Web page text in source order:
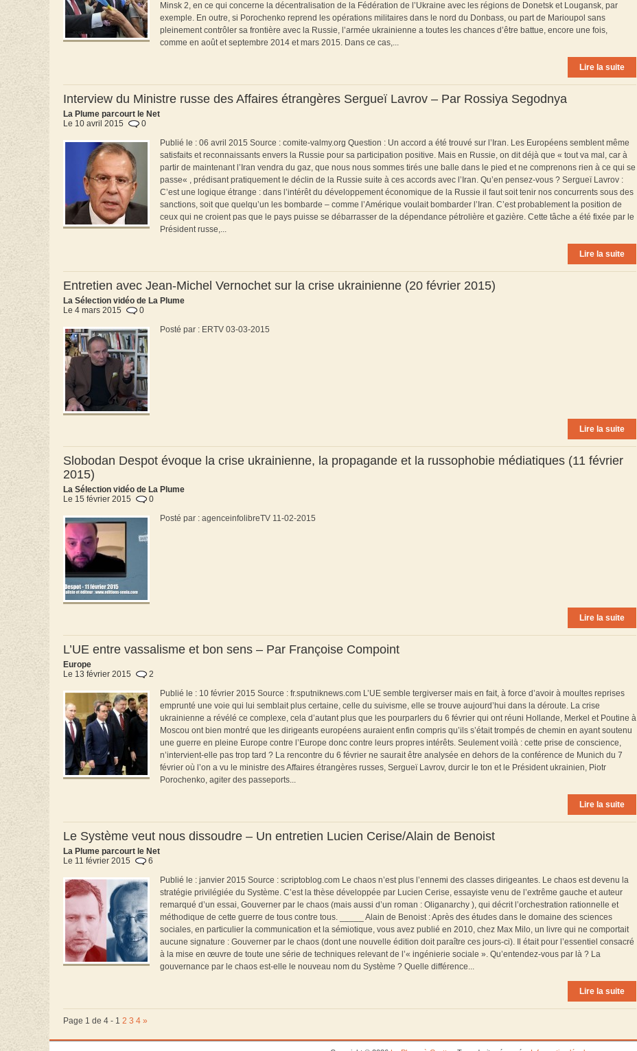
Minsk 2, en ce qui concerne la décentralisation de la Fédération de l’Ukraine avec les régions de Donetsk et Lougansk, par
exemple. En outre, si Porochenko reprend les opérations militaires dans le nord du Donbass, ou part de Marioupol sans
pleinement contrôler sa frontière avec la Russie, l’armée ukrainienne a toutes les chances d’être battue, encore une fois,
comme en août et septembre 2014 et mars 2015. Dans ce cas,...
Lire la suite
Interview du Ministre russe des Affaires étrangères Sergueï Lavrov – Par Rossiya Segodnya
La Plume parcourt le Net
Le 10 avril 2015
0
Publié le : 06 avril 2015 Source : comite-valmy.org Question : Un accord a été trouvé sur l’Iran. Les Européens semblent même
satisfaits et reconnaissants envers la Russie pour sa participation positive. Mais en Russie, on dit déjà que « tout va mal, car à
partir de maintenant l’Iran vendra du gaz, que nous nous sommes tirés une balle dans le pied et ne comprenons rien à ce qui se
passe« , prédisant pratiquement le déclin de la Russie suite à ces accords avec l’Iran. Qu’en pensez-vous ? Sergueï Lavrov :
C’est une logique étrange : dans l’intérêt du développement économique de la Russie il faut soit tenir nos concurrents sous des
sanctions, soit que quelqu’un les bombarde – comme l’Amérique voulait bombarder l’Iran. C’est probablement la position de
ceux qui ne croient pas que le pays puisse se débarrasser de la dépendance pétrolière et gazière. Cette tâche a été fixée par le
Président russe,...
Lire la suite
Entretien avec Jean-Michel Vernochet sur la crise ukrainienne (20 février 2015)
La Sélection vidéo de La Plume
Le 4 mars 2015
0
Posté par : ERTV 03-03-2015
Lire la suite
Slobodan Despot évoque la crise ukrainienne, la propagande et la russophobie médiatiques (11 février
2015)
La Sélection vidéo de La Plume
Le 15 février 2015
0
Posté par : agenceinfolibreTV 11-02-2015
Lire la suite
L’UE entre vassalisme et bon sens – Par Françoise Compoint
Europe
Le 13 février 2015
2
Publié le : 10 février 2015 Source : fr.sputniknews.com L’UE semble tergiverser mais en fait, à force d’avoir à moultes reprises
emprunté une voie qui lui semblait plus certaine, celle du suivisme, elle se trouve aujourd’hui dans la déroute. La crise
ukrainienne a révélé ce complexe, cela d’autant plus que les pourparlers du 6 février qui ont réuni Hollande, Merkel et Poutine à
Moscou ont bien montré que les dirigeants européens auraient enfin compris qu’ils s’était trompés de chemin en ayant soutenu
une guerre en pleine Europe contre l’Europe donc contre leurs propres intérêts. Seulement voilà : cette prise de conscience,
n’intervient-elle pas trop tard ? La rencontre du 6 février ne saurait être analysée en dehors de la conférence de Munich du 7
février où l’on a vu le ministre des Affaires étrangères russes, Sergueï Lavrov, durcir le ton et le Président ukrainien, Piotr
Porochenko, agiter des passeports...
Lire la suite
Le Système veut nous dissoudre – Un entretien Lucien Cerise/Alain de Benoist
La Plume parcourt le Net
Le 11 février 2015
6
Publié le : janvier 2015 Source : scriptoblog.com Le chaos n’est plus l’ennemi des classes dirigeantes. Le chaos est devenu la
stratégie privilégiée du Système. C’est la thèse développée par Lucien Cerise, essayiste venu de l’extrême gauche et auteur
remarqué d’un essai, Gouverner par le chaos (mais aussi d’un roman : Oliganarchy ), qui décrit l’orchestration rationnelle et
méthodique de cette guerre de tous contre tous. _____ Alain de Benoist : Après des études dans le domaine des sciences
sociales, en particulier la communication et la sémiotique, vous avez publié en 2010, chez Max Milo, un livre qui ne comportait
aucune signature : Gouverner par le chaos (dont une nouvelle édition doit paraître ces jours-ci). Il était pour l’essentiel consacré
à la mise en œuvre de toute une série de techniques relevant de l’« ingénierie sociale ». Qu’entendez-vous par là ? La
gouvernance par le chaos est-elle le nouveau nom du Système ? Quelle différence...
Lire la suite
Page 1 de 4 - 1 2 3 4 »